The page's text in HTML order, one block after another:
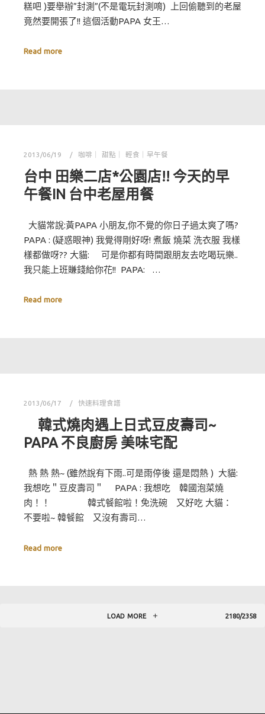
糕吧 )要舉辦”封測”(不是電玩封測唷) 上回偷聽到的老屋
竟然要開張了!! 這個活動PAPA 女王…
Read more
2013/06/19 咖啡｜ 甜點｜ 輕食｜早午餐
台中 田樂二店*公園店!! 今天的早
午餐IN 台中老屋用餐
大貓常說:黃PAPA 小朋友,你不覺的你日子過太爽了嗎?
PAPA : (疑惑眼神) 我覺得剛好呀! 煮飯 燒菜 洗衣服 我樣
樣都做呀?? 大貓: 可是你都有時間跟朋友去吃喝玩樂..
我只能上班賺錢給你花!! PAPA: …
Read more
2013/06/17 快速料理食譜
韓式燒肉遇上日式豆皮壽司~
PAPA 不良廚房 美味宅配
熱 熱 熱~ (雖然說有下雨..可是雨停後 還是悶熱 ) 大貓:
我想吃＂豆皮壽司＂ PAPA : 我想吃 韓國泡菜燒
肉！！ 韓式餐館啦！免洗碗 又好吃 大貓：
不要啦~ 韓餐館 又沒有壽司…
Read more
LOAD MORE 2180/2358